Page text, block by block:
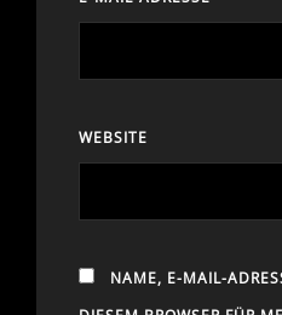
WEBSITE
NAME, E-MAIL-